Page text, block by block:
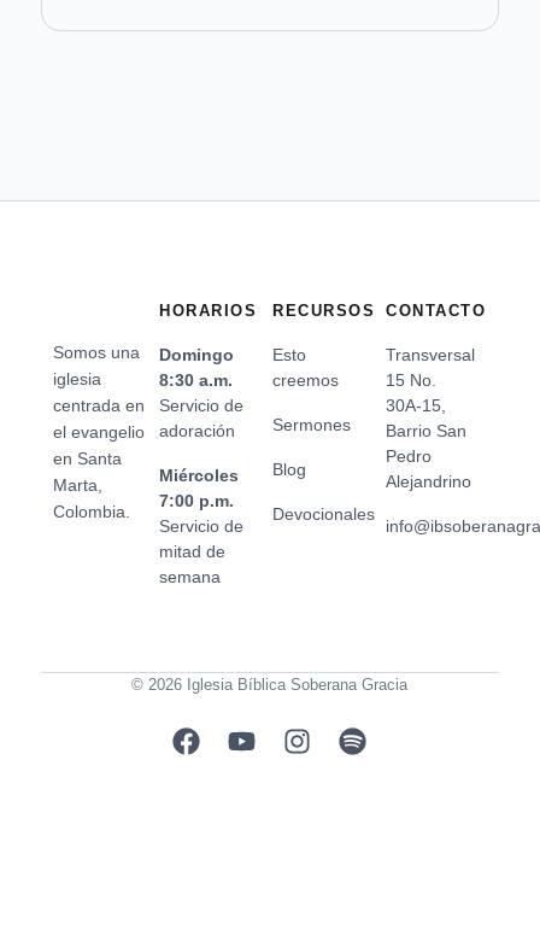
Somos una
iglesia
centrada en
el evangelio
en Santa
Marta,
Colombia.
HORARIOS
Domingo
8:30 a.m.
Servicio de
adoración
Miércoles
7:00 p.m.
Servicio de
mitad de
semana
RECURSOS
Esto
creemos
Sermones
Blog
Devocionales
CONTACTO
Transversal
15 No.
30A-15,
Barrio San
Pedro
Alejandrino
© 2026 Iglesia Bíblica Soberana Gracia